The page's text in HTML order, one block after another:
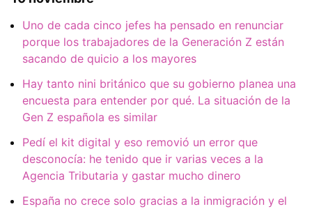
Uno de cada cinco jefes ha pensado en renunciar
porque los trabajadores de la Generación Z están
sacando de quicio a los mayores
Hay tanto nini británico que su gobierno planea una
encuesta para entender por qué. La situación de la
Gen Z española es similar
Pedí el kit digital y eso removió un error que
desconocía: he tenido que ir varias veces a la
Agencia Tributaria y gastar mucho dinero
España no crece solo gracias a la inmigración y el